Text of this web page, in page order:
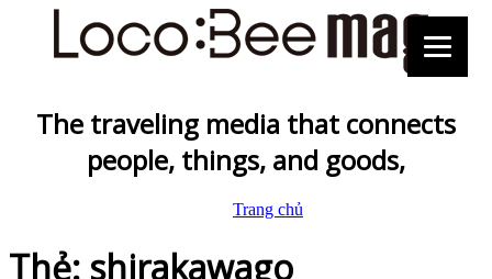
The traveling media that connects
people, things, and goods,
Trang chủ
Thẻ: shirakawago